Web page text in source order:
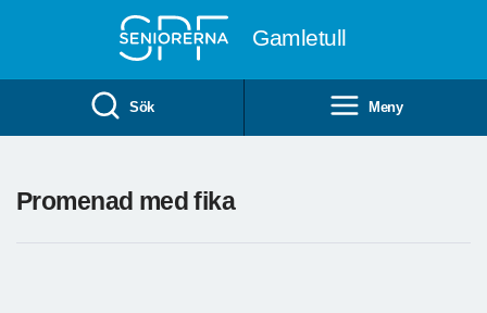
Gamletull
Sök Meny
Promenad med fika